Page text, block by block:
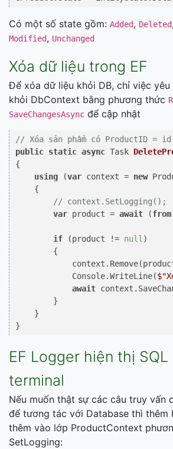
Có một số state gồm: Added, Deleted,
Modified, Unchanged
Xóa dữ liệu trong EF
Để xóa dữ liệu khỏi DB, chỉ việc
khỏi DbContext bằng phương thức
SaveChangesAsync để cập nhật
// Xóa sản phẩm có ProductID = id
public static async Task
{
using (var context = new
    {
// context.SetLogging();
var product = await (from
if (product != null )
        {
            Console.WriteLine(
await
        }
    }
EF Logger hiện thị
terminal
Nếu muốn thật sự các câu truy vấn
để tương tác với Database thì thêm
thêm vào lớp ProductContext
SetLogging: